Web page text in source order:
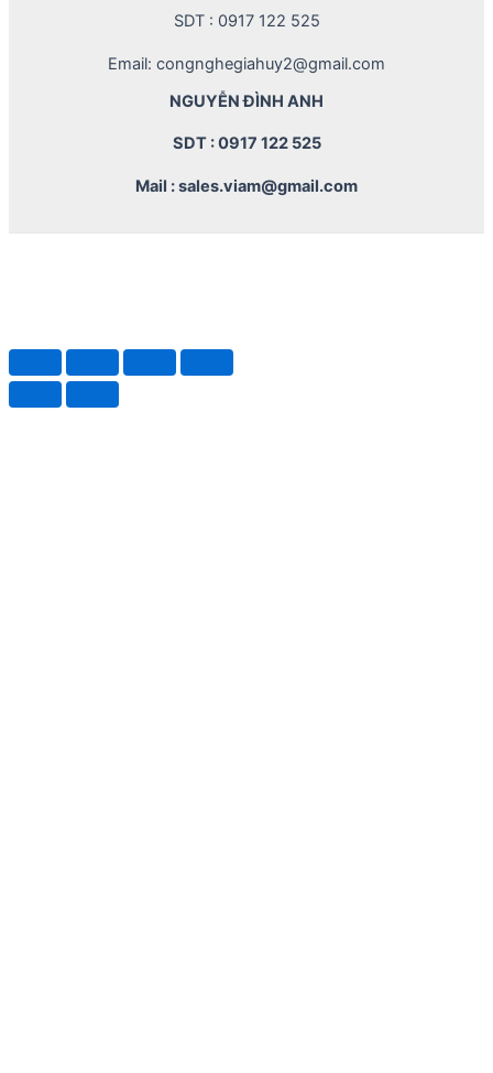
SDT : 0917 122 525
Email: congnghegiahuy2@gmail.com
NGUYỄN ĐÌNH ANH
SDT : 0917 122 525
Mail : sales.viam@gmail.com